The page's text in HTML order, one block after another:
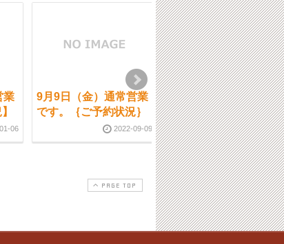
業
06
9月9日（金）通常営業
です。｛ご予約状況｝
2022-09-09
10/8日（水）通常営業
です。
2025-10-
PAGE TOP